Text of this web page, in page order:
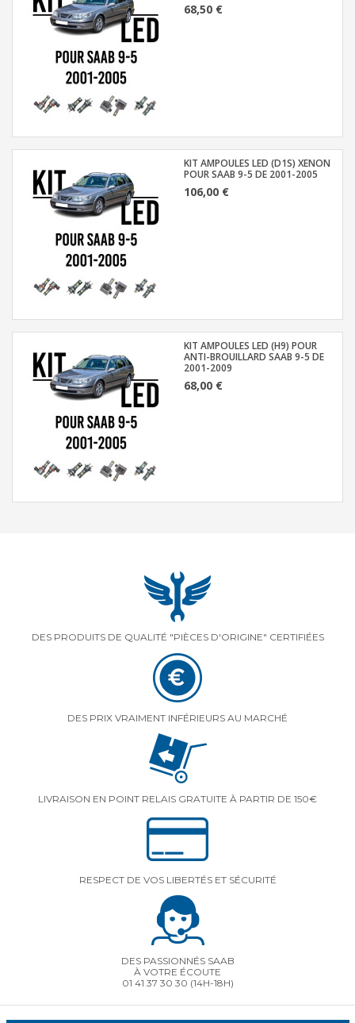
68,50 €
KIT AMPOULES LED (D1S) XENON
POUR SAAB 9-5 DE 2001-2005
106,00 €
KIT AMPOULES LED (H9) POUR
ANTI-BROUILLARD SAAB 9-5 DE
2001-2009
68,00 €
DES PRODUITS DE QUALITÉ "PIÈCES D'ORIGINE" CERTIFIÉES
DES PRIX VRAIMENT INFÉRIEURS AU MARCHÉ
LIVRAISON EN POINT RELAIS GRATUITE À PARTIR DE 150€
RESPECT DE VOS LIBERTÉS ET SÉCURITÉ
DES PASSIONNÉS SAAB
À VOTRE ÉCOUTE
01 41 37 30 30 (14H-18H)